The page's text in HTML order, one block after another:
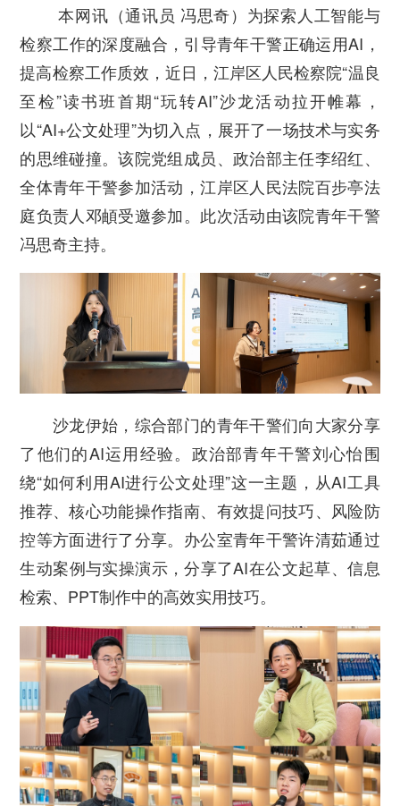
本网讯（通讯员 冯思奇）为探索人工智能与
检察工作的深度融合，引导青年干警正确运用AI，
提高检察工作质效，近日，江岸区人民检察院“温良
至检”读书班首期“玩转AI”沙龙活动拉开帷幕，
以“AI+公文处理”为切入点，展开了一场技术与实务
的思维碰撞。该院党组成员、政治部主任李绍红、
全体青年干警参加活动，江岸区人民法院百步亭法
庭负责人邓頔受邀参加。此次活动由该院青年干警
冯思奇主持。
沙龙伊始，综合部门的青年干警们向大家分享
了他们的AI运用经验。政治部青年干警刘心怡围
绕“如何利用AI进行公文处理”这一主题，从AI工具
推荐、核心功能操作指南、有效提问技巧、风险防
控等方面进行了分享。办公室青年干警许清茹通过
生动案例与实操演示，分享了AI在公文起草、信息
检索、PPT制作中的高效实用技巧。